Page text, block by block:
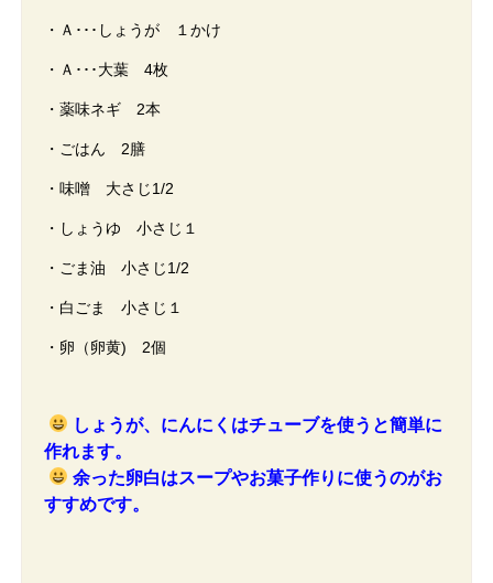
・Ａ･･･しょうが １かけ
・Ａ･･･大葉 4枚
・薬味ネギ 2本
・ごはん 2膳
・味噌 大さじ1/2
・しょうゆ 小さじ１
・ごま油 小さじ1/2
・白ごま 小さじ１
・卵（卵黄) 2個
しょうが、にんにくはチューブを使うと簡単に
作れます。
余った卵白はスープやお菓子作りに使うのがお
すすめです。